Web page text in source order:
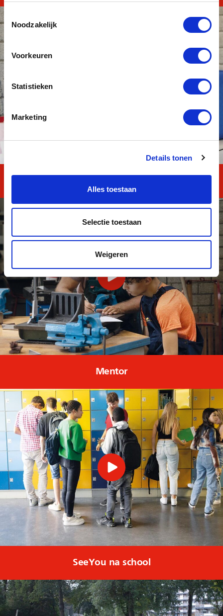
Toestemmingsselectie
Noodzakelijk
Voorkeuren
Statistieken
Marketing
Details tonen
Alles toestaan
Selectie toestaan
Weigeren
Mentor
SeeYou na school